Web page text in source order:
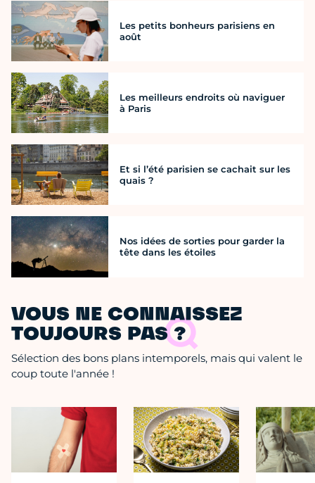
Les petits bonheurs parisiens en
août
Les meilleurs endroits où naviguer
à Paris
Et si l’été parisien se cachait sur les
quais ?
Nos idées de sorties pour garder la
tête dans les étoiles
VOUS NE CONNAISSEZ
TOUJOURS PAS ?
Sélection des bons plans intemporels, mais qui valent le
coup toute l'année !